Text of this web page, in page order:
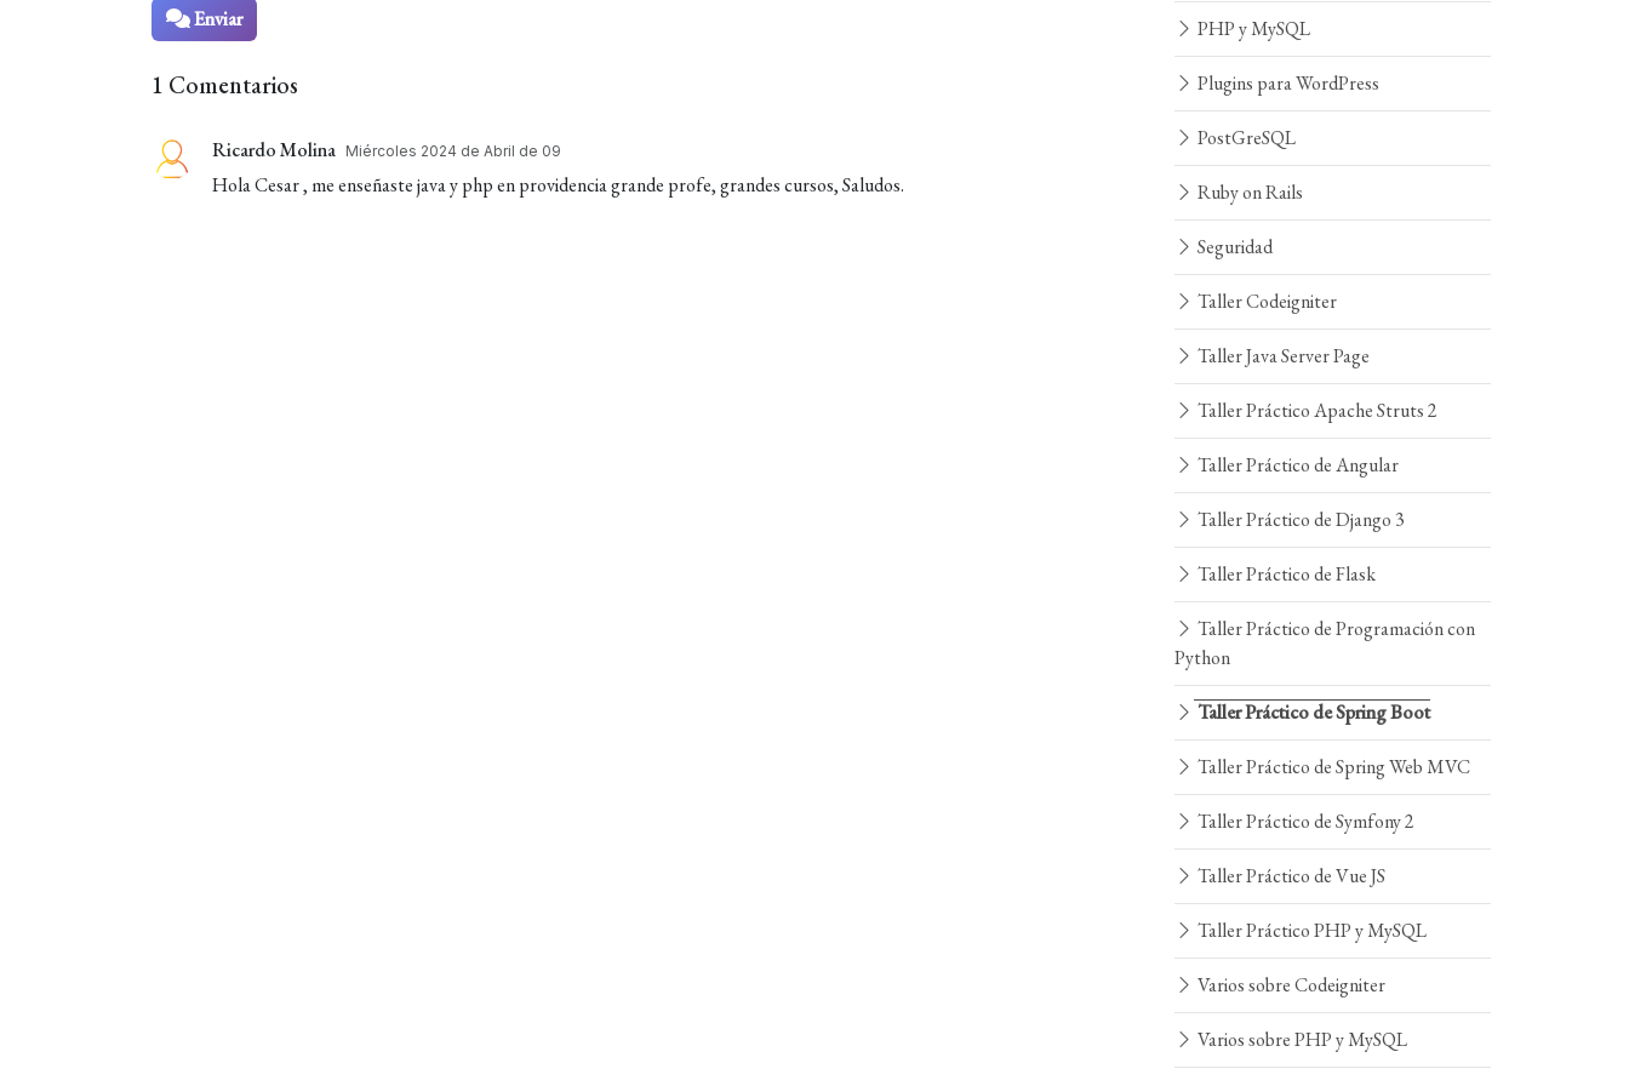
Enviar
1 Comentarios
Ricardo Molina Miércoles 2024 de Abril de 09
Hola Cesar , me enseñaste java y php en providencia grande profe, grandes cursos, Saludos.
PHP y MySQL
Plugins para WordPress
PostGreSQL
Ruby on Rails
Seguridad
Taller Codeigniter
Taller Java Server Page
Taller Práctico Apache Struts 2
Taller Práctico de Angular
Taller Práctico de Django 3
Taller Práctico de Flask
Taller Práctico de Programación con
Python
Taller Práctico de Spring Boot
Taller Práctico de Spring Web MVC
Taller Práctico de Symfony 2
Taller Práctico de Vue JS
Taller Práctico PHP y MySQL
Varios sobre Codeigniter
Varios sobre PHP y MySQL